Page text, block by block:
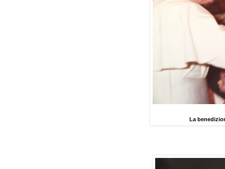
La